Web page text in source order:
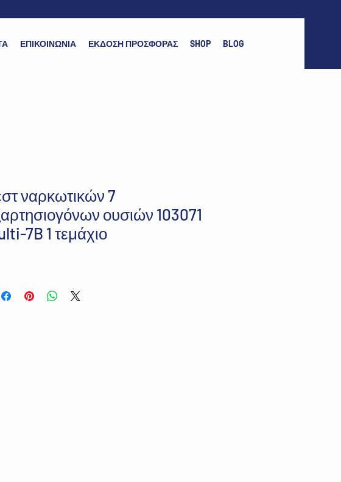
ΕΠΙΚΟΙΝΩΝΙΑ ΕΚΔΟΣΗ ΠΡΟΣΦΟΡΑΣ SHOP BLOG
ναρκωτικών 7
ουσιών 103071
7B 1 τεμάχιο